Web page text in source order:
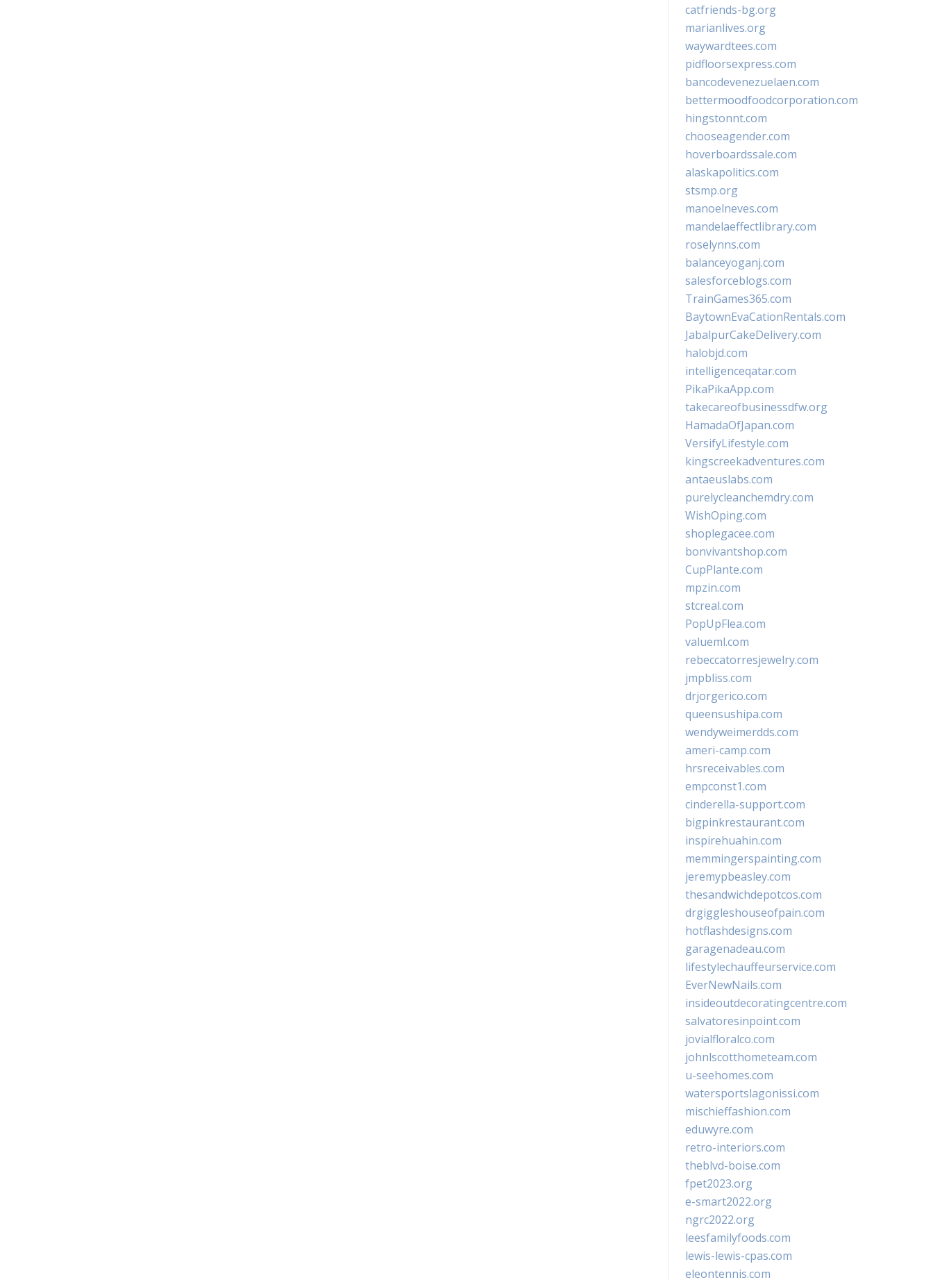
catfriends-bg.org
marianlives.org
waywardtees.com
pidfloorsexpress.com
bancodevenezuelaen.com
bettermoodfoodcorporation.com
hingstonnt.com
chooseagender.com
hoverboardssale.com
alaskapolitics.com
stsmp.org
manoelneves.com
mandelaeffectlibrary.com
roselynns.com
balanceyoganj.com
salesforceblogs.com
TrainGames365.com
BaytownEvaCationRentals.com
JabalpurCakeDelivery.com
halobjd.com
intelligenceqatar.com
PikaPikaApp.com
takecareofbusinessdfw.org
HamadaOfJapan.com
VersifyLifestyle.com
kingscreekadventures.com
antaeuslabs.com
purelycleanchemdry.com
WishOping.com
shoplegacee.com
bonvivantshop.com
CupPlante.com
mpzin.com
stcreal.com
PopUpFlea.com
valueml.com
rebeccatorresjewelry.com
jmpbliss.com
drjorgerico.com
queensushipa.com
wendyweimerdds.com
ameri-camp.com
hrsreceivables.com
empconst1.com
cinderella-support.com
bigpinkrestaurant.com
inspirehuahin.com
memmingerspainting.com
jeremypbeasley.com
thesandwichdepotcos.com
drgiggleshouseofpain.com
hotflashdesigns.com
garagenadeau.com
lifestylechauffeurservice.com
EverNewNails.com
insideoutdecoratingcentre.com
salvatoresinpoint.com
jovialfloralco.com
johnlscotthometeam.com
u-seehomes.com
watersportslagonissi.com
mischieffashion.com
eduwyre.com
retro-interiors.com
theblvd-boise.com
fpet2023.org
e-smart2022.org
ngrc2022.org
leesfamilyfoods.com
lewis-lewis-cpas.com
eleontennis.com